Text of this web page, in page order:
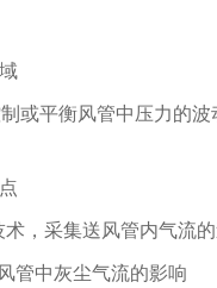
或平衡风管中压力的
，采集送风管内气流
管中灰尘气流的影响